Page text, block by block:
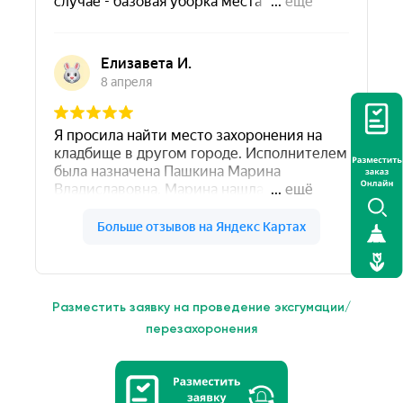
Разместить заявку на проведение эксгумации/
перезахоронения